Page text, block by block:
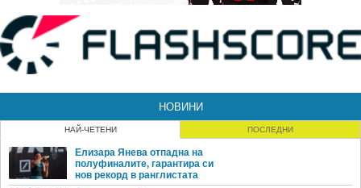
НОВИНИ
НАЙ-ЧЕТЕНИ ПОСЛЕДНИ
Елизара Янева отпадна на
полуфиналите, гарантира си
нов рекорд в ранглистата